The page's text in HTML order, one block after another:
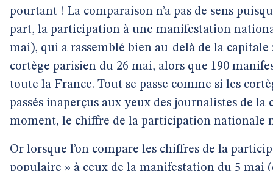
pourtant ! La comparaison n’a pas de sens
part, la participation à une manifestation
mai), qui a rassemblé bien au-delà de la
cortège parisien du 26 mai, alors que 190
toute la France. Tout se passe comme si les
passés inaperçus aux yeux des journalistes de
moment, le chiffre de la participation nationale
Or lorsque l’on compare les chiffres de la
populaire » à ceux de la manifestation du 5